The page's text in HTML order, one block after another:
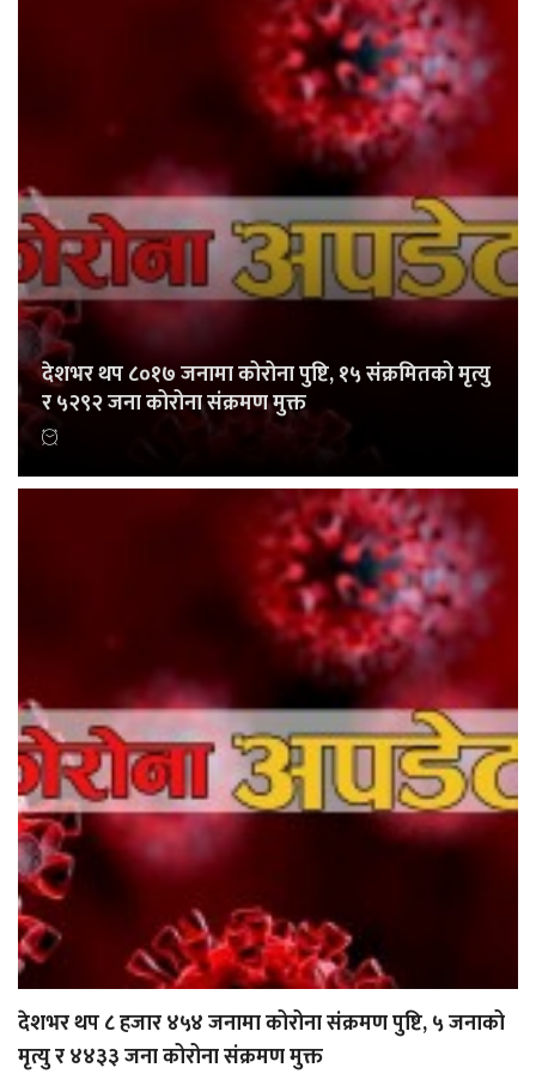
देशभर थप ८०१७ जनामा कोरोना पुष्टि, १५ संक्रमितको मृत्यु
र ५२९२ जना कोरोना संक्रमण मुक्त
देशभर थप ८ हजार ४५४ जनामा कोरोना संक्रमण पुष्टि, ५ जनाको
मृत्यु र ४४३३ जना कोरोना संक्रमण मुक्त